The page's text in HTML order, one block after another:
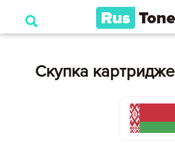
Скупка